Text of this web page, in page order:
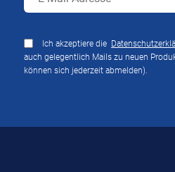
Ich akzeptiere die
auch gelegentlich Mails zu neuen
können sich jederzeit abmelden).